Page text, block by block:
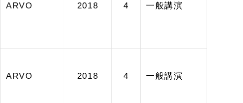
ARVO 2018 4 一般講演
ARVO 2018 4 一般講演